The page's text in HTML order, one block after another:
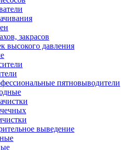
закрасов
высокого давления
пятновыводители
выведение